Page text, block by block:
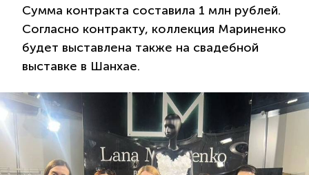
Сумма контракта составила 1 млн рублей.
Согласно контракту, коллекция Мариненко
будет выставлена также на свадебной
выставке в Шанхае.